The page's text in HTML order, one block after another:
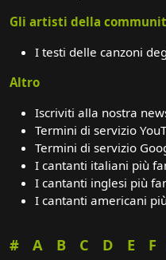
Gli artisti della
I testi delle canzoni
Altro
Iscriviti alla nostra
Termini di servizio
Termini di servizio
I cantanti italiani più
I cantanti inglesi più
I cantanti americani
# A B C D E F